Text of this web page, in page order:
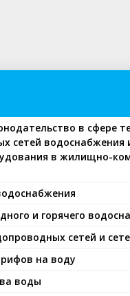
в сфере
сетей водоснабжения
в жилищно-
и горячего
сетей и
на воду
воды